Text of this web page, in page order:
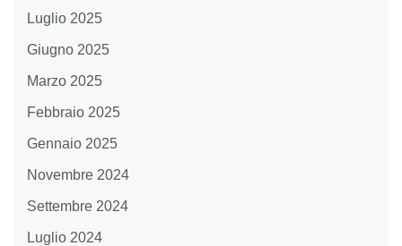
Luglio 2025
Giugno 2025
Marzo 2025
Febbraio 2025
Gennaio 2025
Novembre 2024
Settembre 2024
Luglio 2024